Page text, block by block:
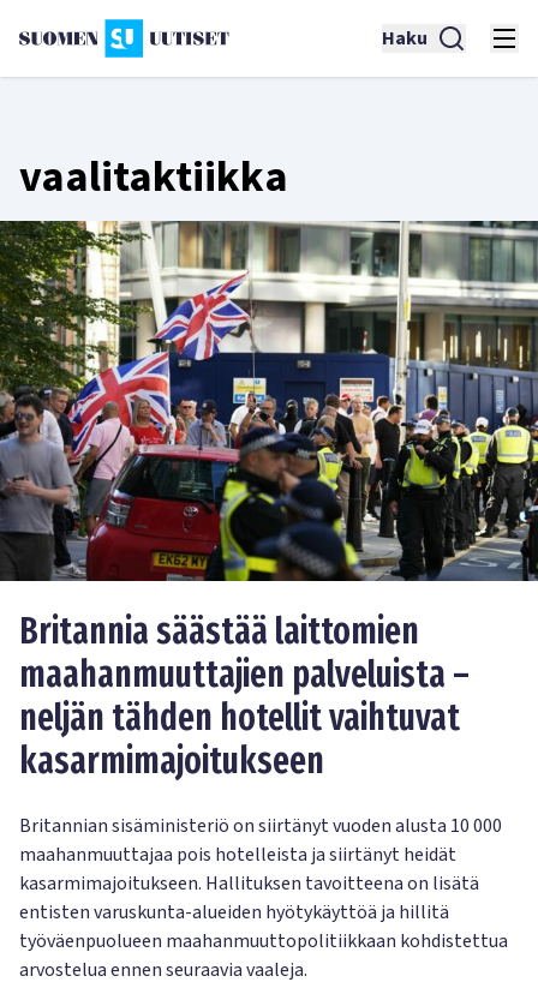
Haku
vaalitaktiikka
Britannia säästää laittomien
maahanmuuttajien palveluista –
neljän tähden hotellit vaihtuvat
kasarmimajoitukseen
Britannian sisäministeriö on siirtänyt vuoden alusta 10 000
maahanmuuttajaa pois hotelleista ja siirtänyt heidät
kasarmimajoitukseen. Hallituksen tavoitteena on lisätä
entisten varuskunta-alueiden hyötykäyttöä ja hillitä
työväenpuolueen maahanmuuttopolitiikkaan kohdistettua
arvostelua ennen seuraavia vaaleja.